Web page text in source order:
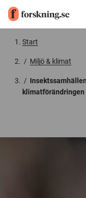
Start
/ Miljö & klimat
/
klimatförändringen